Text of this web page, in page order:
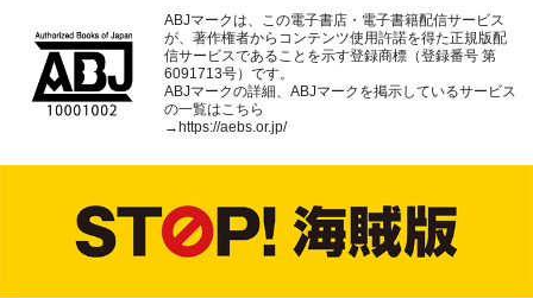
ABJマークは、この電子書店・電子書籍配信サービス
が、著作権者からコンテンツ使用許諾を得た正規版配
信サービスであることを示す登録商標（登録番号 第
6091713号）です。
ABJマークの詳細、ABJマークを掲示しているサービス
の一覧はこちら
→ https://aebs.or.jp/